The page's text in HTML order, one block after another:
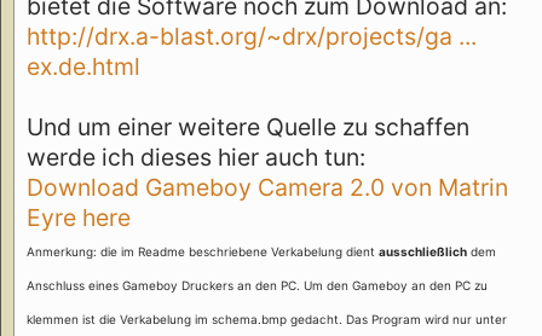
http://drx.a-blast.org/~drx/projects/ga ...
ex.de.html
Und um einer weitere Quelle zu schaffen
werde ich dieses hier auch tun:
Download Gameboy Camera 2.0 von Matrin
Eyre here
Anmerkung: die im Readme beschriebene Verkabelung dient ausschließlich dem
Anschluss eines Gameboy Druckers an den PC. Um den Gameboy an den PC zu
klemmen ist die Verkabelung im schema.bmp gedacht. Das Program wird nur unter